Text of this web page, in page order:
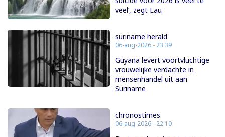
veel’, zegt Lau
suriname herald
06-aug-2026 - 23:39
Guyana levert voortvluchtige
vrouwelijke verdachte in
mensenhandel uit aan
Suriname
chronostimes
06-aug-2026 - 22:10